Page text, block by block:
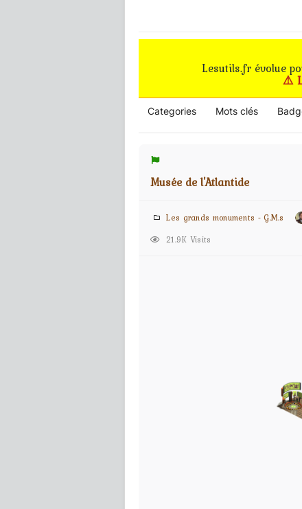
Lesutils.fr évolue
⚠️
Categories Mots clés
Musée de l'Atlantide
Les grands monuments - G.M.s
21.9K Visits